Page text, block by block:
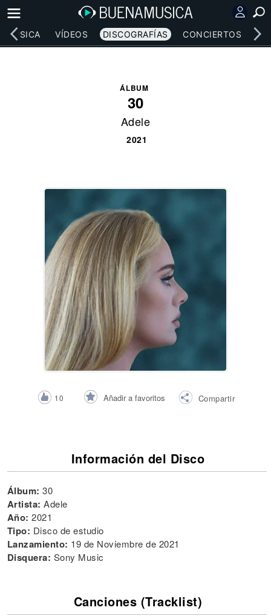
MÚSICA VÍDEOS DISCOGRAFÍAS CONCIERTOS
ÁLBUM
30
Adele
2021
10 Añadir a favoritos Compartir
Información del Disco
Álbum: 30
Artista: Adele
Año: 2021
Tipo: Disco de estudio
Lanzamiento: 19 de Noviembre de 2021
Disquera: Sony Music
Canciones (Tracklist)